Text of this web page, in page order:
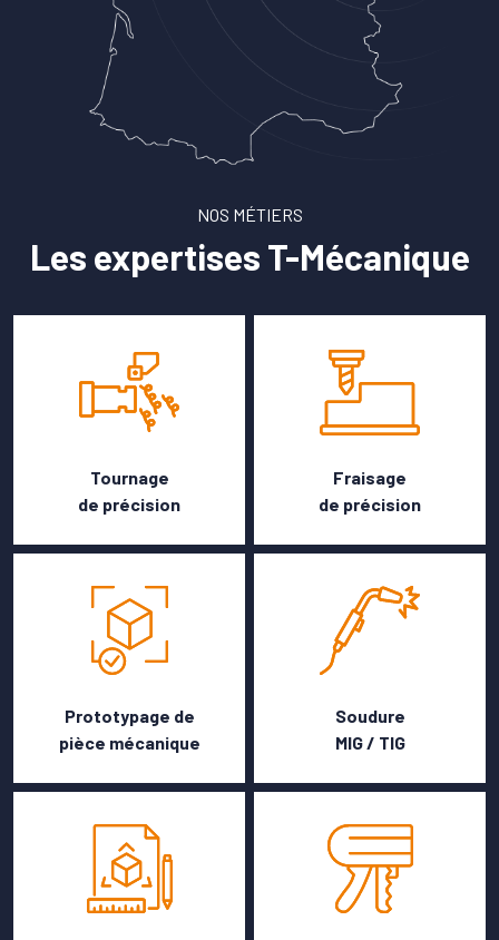
NOS MÉTIERS
Les expertises T-Mécanique
Tournage
de précision
Fraisage
de précision
Prototypage de
pièce mécanique
Soudure
MIG / TIG